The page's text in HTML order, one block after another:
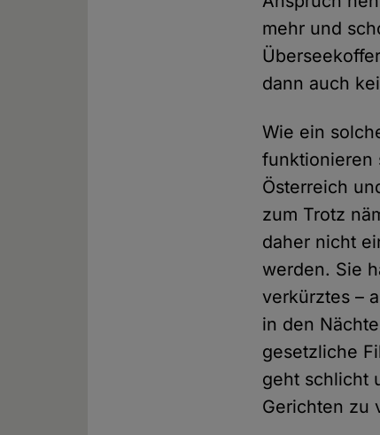
mehr und
dann auch
Wie ein
funktionieren
Österreich
zum Trotz
daher nicht
werden. Sie
verkürztes –
in den
gesetzliche
geht schlicht
Gerichten zu